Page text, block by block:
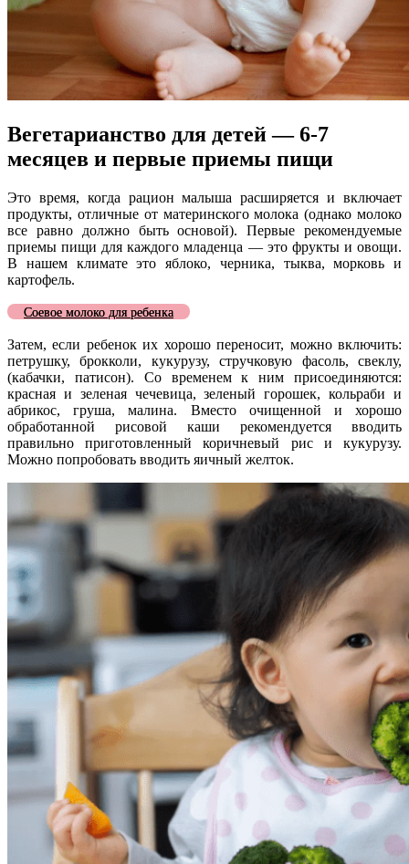
Вегетарианство для детей — 6-7
месяцев и первые приемы пищи
Это время, когда рацион малыша расширяется и включает
продукты, отличные от материнского молока (однако молоко
все равно должно быть основой). Первые рекомендуемые
приемы пищи для каждого младенца — это фрукты и овощи.
В нашем климате это яблоко, черника, тыква, морковь и
картофель.
Соевое молоко для ребенка
Затем, если ребенок их хорошо переносит, можно включить:
петрушку, брокколи, кукурузу, стручковую фасоль, свеклу,
(кабачки, патисон). Со временем к ним присоединяются:
красная и зеленая чечевица, зеленый горошек, кольраби и
абрикос, груша, малина. Вместо очищенной и хорошо
обработанной рисовой каши рекомендуется вводить
правильно приготовленный коричневый рис и кукурузу.
Можно попробовать вводить яичный желток.